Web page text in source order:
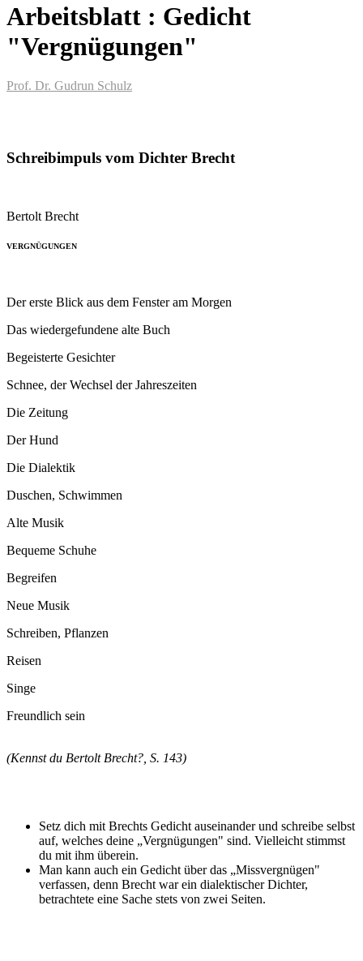
Arbeitsblatt : Gedicht
"Vergnügungen"
Prof. Dr. Gudrun Schulz
Schreibimpuls vom Dichter Brecht
Bertolt Brecht
VERGNÜGUNGEN
Der erste Blick aus dem Fenster am Morgen
Das wiedergefundene alte Buch
Begeisterte Gesichter
Schnee, der Wechsel der Jahreszeiten
Die Zeitung
Der Hund
Die Dialektik
Duschen, Schwimmen
Alte Musik
Bequeme Schuhe
Begreifen
Neue Musik
Schreiben, Pflanzen
Reisen
Singe
Freundlich sein
(Kennst du Bertolt Brecht?, S. 143)
Setz dich mit Brechts Gedicht auseinander und schreibe selbst
auf, welches deine „Vergnügungen" sind. Vielleicht stimmst
du mit ihm überein.
Man kann auch ein Gedicht über das „Missvergnügen"
verfassen, denn Brecht war ein dialektischer Dichter,
betrachtete eine Sache stets von zwei Seiten.